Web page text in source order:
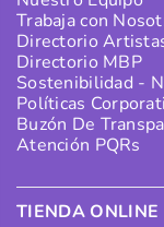
Trabaja con
Directorio
Directorio MBP
Sostenibilidad -
Políticas
Buzón De
Atención PQRs
TIENDA ONLINE